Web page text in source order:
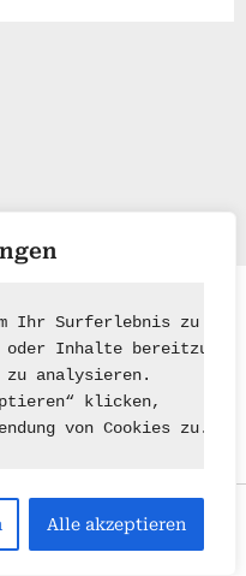
Ihr Surferlebnis zu
oder Inhalte
zu analysieren.
klicken,
von Cookies zu.
Alle akzeptieren
Kontakt
.
WordPress theme